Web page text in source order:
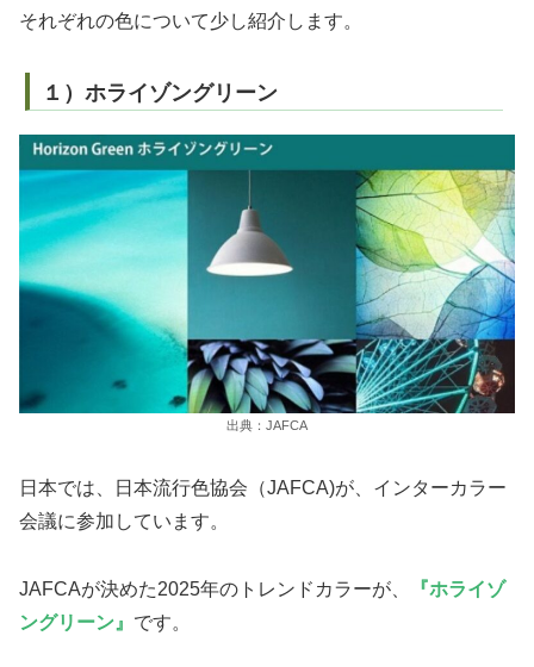
それぞれの色について少し紹介します。
１）ホライゾングリーン
出典：JAFCA
日本では、日本流行色協会（JAFCA)が、インターカラー
会議に参加しています。
JAFCAが決めた2025年のトレンドカラーが、
『ホライゾ
ングリーン』 です。